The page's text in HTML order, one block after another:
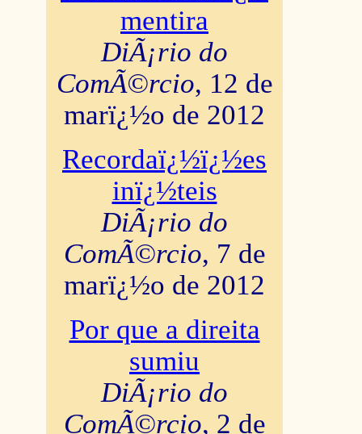
mentira
DiÃ¡rio do
ComÃ©rcio, 12 de
marï¿½o de 2012
Recordaï¿½ï¿½es
inï¿½teis
DiÃ¡rio do
ComÃ©rcio, 7 de
marï¿½o de 2012
Por que a direita
sumiu
DiÃ¡rio do
ComÃ©rcio, 2 de